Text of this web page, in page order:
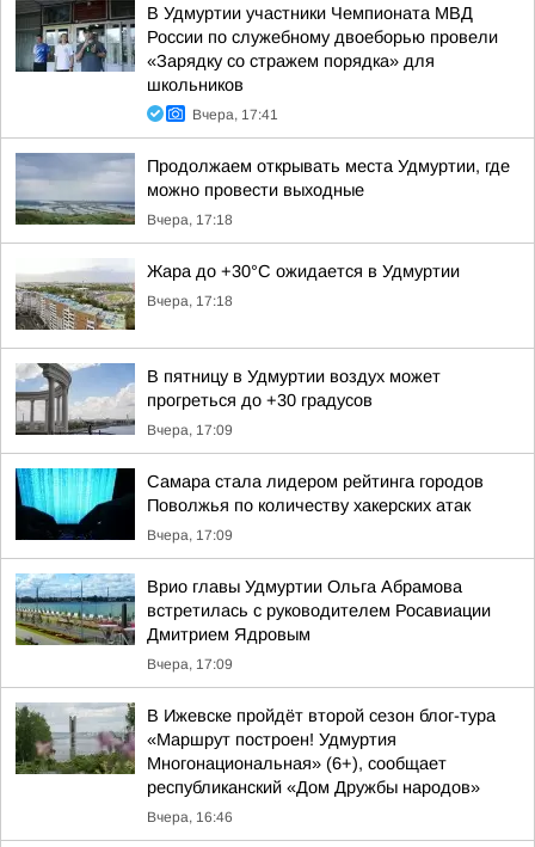
В Удмуртии участники Чемпионата МВД
России по служебному двоеборью провели
«Зарядку со стражем порядка» для
школьников
Вчера, 17:41
Продолжаем открывать места Удмуртии, где
можно провести выходные
Вчера, 17:18
Жара до +30°С ожидается в Удмуртии
Вчера, 17:18
В пятницу в Удмуртии воздух может
прогреться до +30 градусов
Вчера, 17:09
Самара стала лидером рейтинга городов
Поволжья по количеству хакерских атак
Вчера, 17:09
Врио главы Удмуртии Ольга Абрамова
встретилась с руководителем Росавиации
Дмитрием Ядровым
Вчера, 17:09
В Ижевске пройдёт второй сезон блог-тура
«Маршрут построен! Удмуртия
Многонациональная» (6+), сообщает
республиканский «Дом Дружбы народов»
Вчера, 16:46